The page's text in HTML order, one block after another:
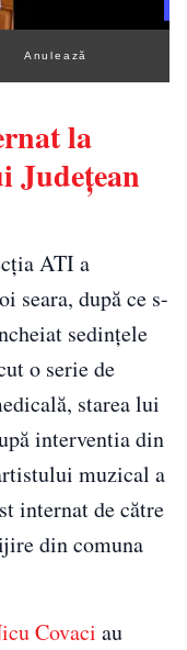
Anulează
la
Județean
ATI a
seara, după ce s-
sedințele
o serie de
starea lui
interventia din
muzical a
internat de către
din comuna
Covaci au